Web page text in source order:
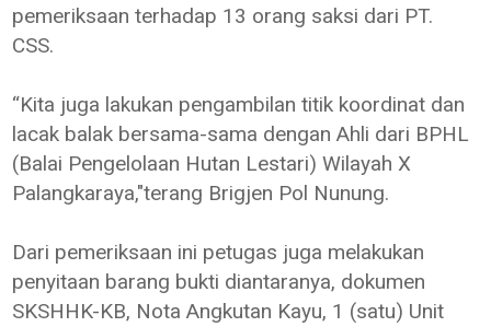
pemeriksaan terhadap 13 orang saksi dari PT.
CSS.
“Kita juga lakukan pengambilan titik koordinat dan
lacak balak bersama-sama dengan Ahli dari BPHL
(Balai Pengelolaan Hutan Lestari) Wilayah X
Palangkaraya,"terang Brigjen Pol Nunung.
Dari pemeriksaan ini petugas juga melakukan
penyitaan barang bukti diantaranya, dokumen
SKSHHK-KB, Nota Angkutan Kayu, 1 (satu) Unit